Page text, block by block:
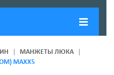
МАНЖЕТЫ ЛЮКА
MAXX5